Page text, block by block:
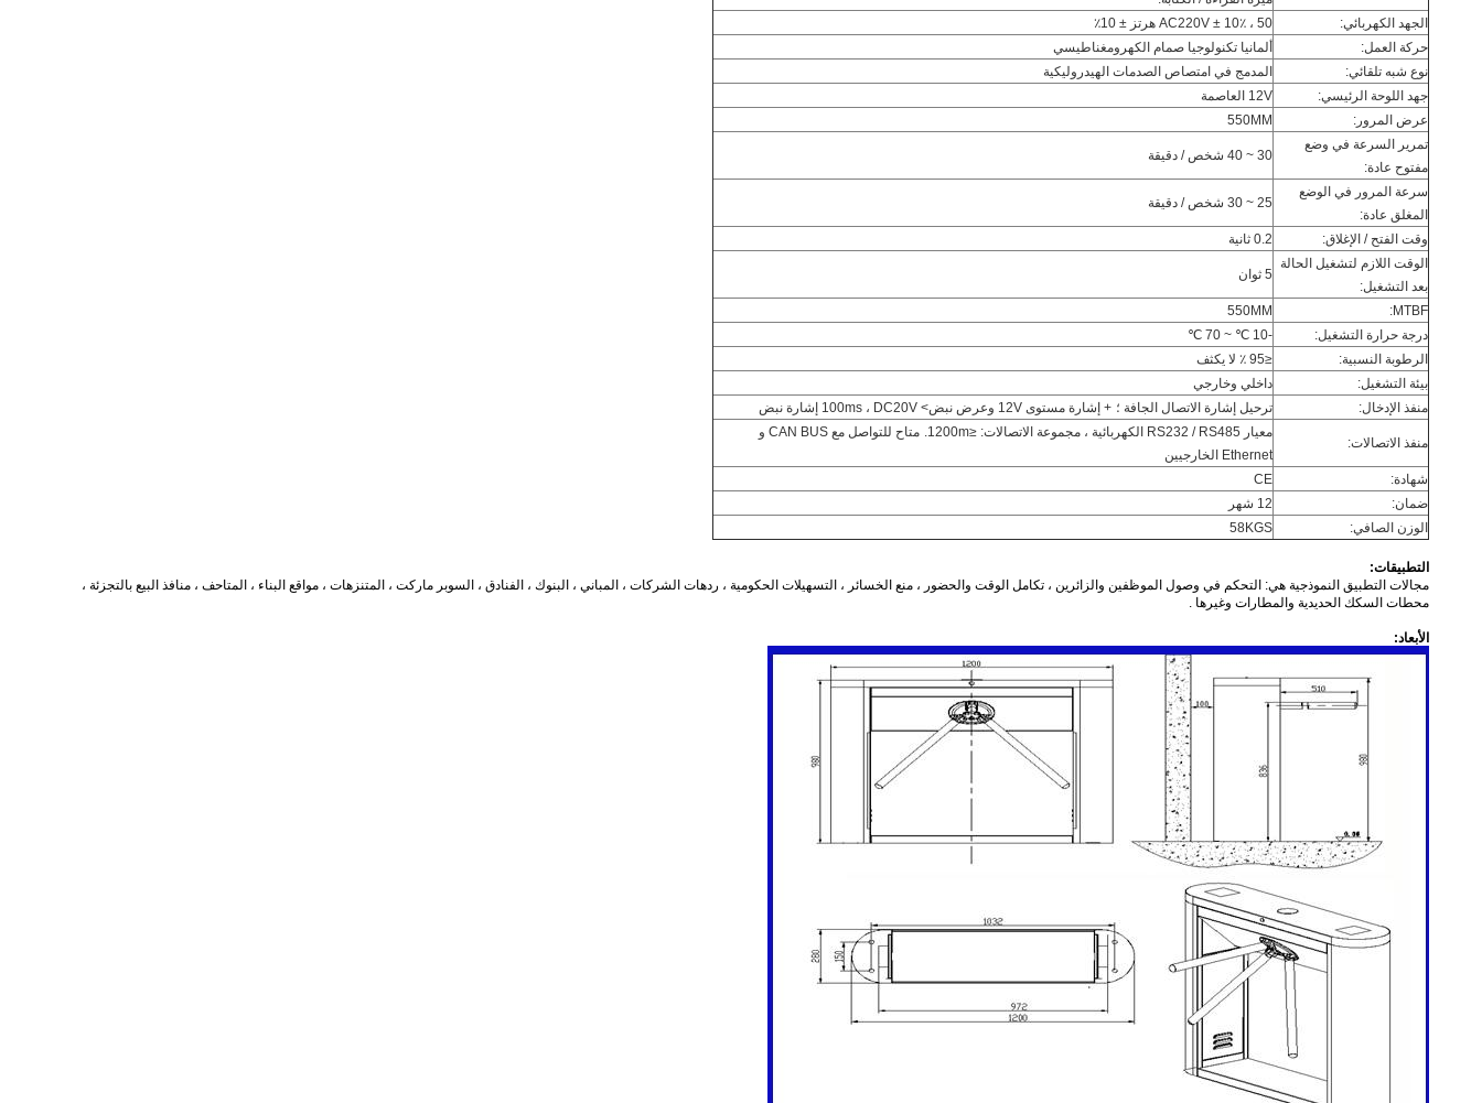
الجهد الكهربائي:
AC220V ± 10٪ ، 50 هرتز ± 10٪
حركة العمل:
ألمانيا تكنولوجيا صمام الكهرومغناطيسي
نوع شبه تلقائي:
المدمج في امتصاص الصدمات الهيدروليكية
جهد اللوحة الرئيسي:
12V العاصمة
عرض المرور:
550MM
تمرير السرعة في وضع
مفتوح عادة:
30 ~ 40 شخص / دقيقة
سرعة المرور في الوضع
المغلق عادة:
25 ~ 30 شخص / دقيقة
وقت الفتح / الإغلاق:
0.2 ثانية
الوقت اللازم لتشغيل الحالة
بعد التشغيل:
5 ثوان
MTBF:
550MM
درجة حرارة التشغيل:
-10 ℃ ~ 70 ℃
الرطوبة النسبية:
≤95 ٪ لا يكثف
بيئة التشغيل:
داخلي وخارجي
منفذ الإدخال:
ترحيل إشارة الاتصال الجافة ؛ + إشارة مستوى 12V وعرض نبض> 100ms ، DC20V إشارة نبض
منفذ الاتصالات:
معيار RS232 / RS485 الكهربائية ، مجموعة الاتصالات: ≤1200m.
متاح للتواصل مع CAN BUS و
Ethernet الخارجيين
شهادة:
CE
ضمان:
12 شهر
الوزن الصافي:
58KGS
التطبيقات:
مجالات التطبيق النموذجية هي: التحكم في وصول الموظفين والزائرين ، تكامل الوقت والحضور ، منع الخسائر ، التسهيلات الحكومية ، ردهات الشركات ، المباني ، البنوك ، الفنادق ، السوبر ماركت ، المتنزهات ، مواقع البناء ، المتاحف ، منافذ البيع بالتجزئة ،
محطات السكك الحديدية والمطارات وغيرها .
الأبعاد: